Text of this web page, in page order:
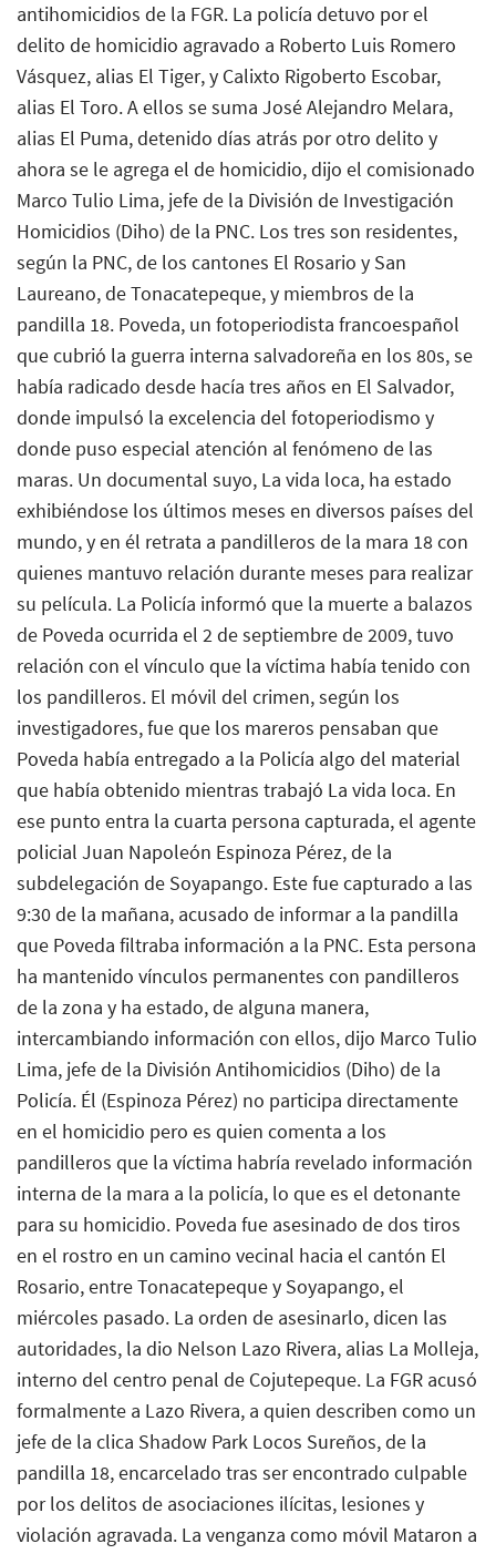
antihomicidios de la FGR. La policía detuvo por el
delito de homicidio agravado a Roberto Luis Romero
Vásquez, alias El Tiger, y Calixto Rigoberto Escobar,
alias El Toro. A ellos se suma José Alejandro Melara,
alias El Puma, detenido días atrás por otro delito y
ahora se le agrega el de homicidio, dijo el comisionado
Marco Tulio Lima, jefe de la División de Investigación
Homicidios (Diho) de la PNC. Los tres son residentes,
según la PNC, de los cantones El Rosario y San
Laureano, de Tonacatepeque, y miembros de la
pandilla 18. Poveda, un fotoperiodista francoespañol
que cubrió la guerra interna salvadoreña en los 80s, se
había radicado desde hacía tres años en El Salvador,
donde impulsó la excelencia del fotoperiodismo y
donde puso especial atención al fenómeno de las
maras. Un documental suyo, La vida loca, ha estado
exhibiéndose los últimos meses en diversos países del
mundo, y en él retrata a pandilleros de la mara 18 con
quienes mantuvo relación durante meses para realizar
su película. La Policía informó que la muerte a balazos
de Poveda ocurrida el 2 de septiembre de 2009, tuvo
relación con el vínculo que la víctima había tenido con
los pandilleros. El móvil del crimen, según los
investigadores, fue que los mareros pensaban que
Poveda había entregado a la Policía algo del material
que había obtenido mientras trabajó La vida loca. En
ese punto entra la cuarta persona capturada, el agente
policial Juan Napoleón Espinoza Pérez, de la
subdelegación de Soyapango. Este fue capturado a las
9:30 de la mañana, acusado de informar a la pandilla
que Poveda filtraba información a la PNC. Esta persona
ha mantenido vínculos permanentes con pandilleros
de la zona y ha estado, de alguna manera,
intercambiando información con ellos, dijo Marco Tulio
Lima, jefe de la División Antihomicidios (Diho) de la
Policía. Él (Espinoza Pérez) no participa directamente
en el homicidio pero es quien comenta a los
pandilleros que la víctima habría revelado información
interna de la mara a la policía, lo que es el detonante
para su homicidio. Poveda fue asesinado de dos tiros
en el rostro en un camino vecinal hacia el cantón El
Rosario, entre Tonacatepeque y Soyapango, el
miércoles pasado. La orden de asesinarlo, dicen las
autoridades, la dio Nelson Lazo Rivera, alias La Molleja,
interno del centro penal de Cojutepeque. La FGR acusó
formalmente a Lazo Rivera, a quien describen como un
jefe de la clica Shadow Park Locos Sureños, de la
pandilla 18, encarcelado tras ser encontrado culpable
por los delitos de asociaciones ilícitas, lesiones y
violación agravada. La venganza como móvil Mataron a